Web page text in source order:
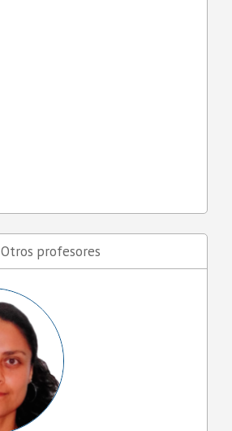
Otros profesores